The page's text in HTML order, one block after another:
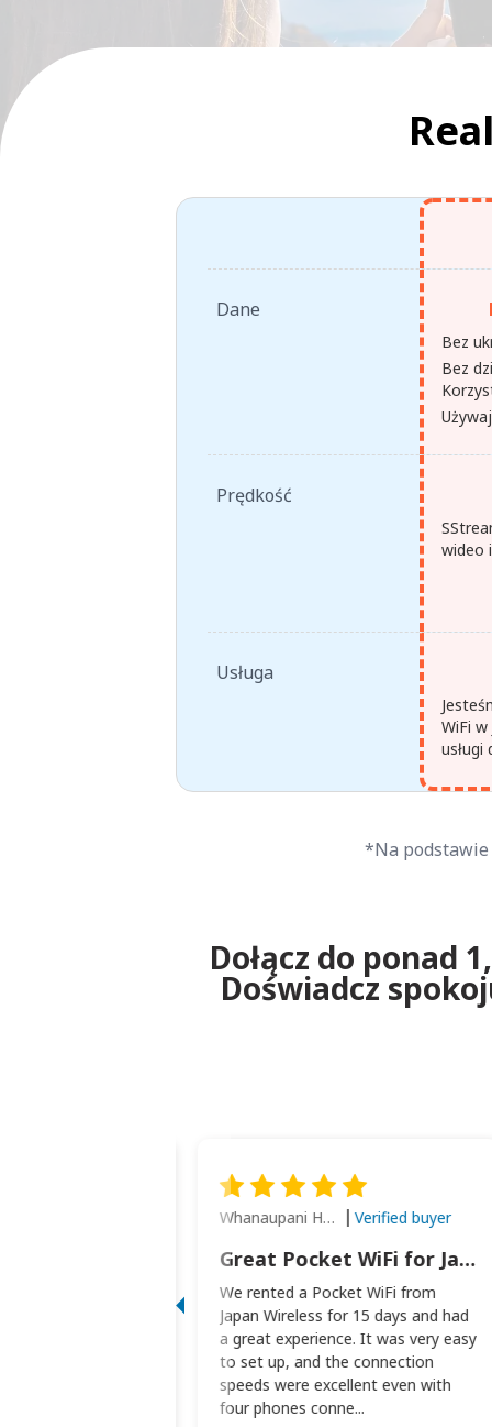
Dane
Bez
Bez
Prędkość
wideo
Usługa
WiFi
*Na podstawie
Dołącz do ponad
Doświadcz
Whanaupani Henry Joseph Macown Verified buyer
Great Pocket WiFi for Japan Travel
We rented a Pocket WiFi from
Japan Wireless for 15 days and had
a great experience. It was very easy
to set up, and the connection
speeds were excellent even with
four phones conne...